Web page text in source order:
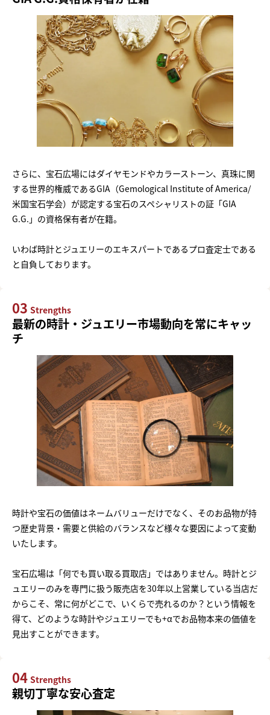
さらに、宝石広場にはダイヤモンドやカラーストーン、真珠に関
する世界的権威であるGIA（Gemological Institute of America/
米国宝石学会）が認定する宝石のスペシャリストの証「GIA
G.G.」の資格保有者が在籍。
いわば時計とジュエリーのエキスパートであるプロ査定士である
と自負しております。
03 Strengths
最新の時計・ジュエリー市場動向を常にキャッ
チ
時計や宝石の価値はネームバリューだけでなく、そのお品物が持
つ歴史背景・需要と供給のバランスなど様々な要因によって変動
いたします。
宝石広場は「何でも買い取る買取店」ではありません。時計とジ
ュエリーのみを専門に扱う販売店を30年以上営業している当店だ
からこそ、常に何がどこで、いくらで売れるのか？という情報を
得て、どのような時計やジュエリーでも+αでお品物本来の価値を
見出すことができます。
04 Strengths
親切丁寧な安心査定